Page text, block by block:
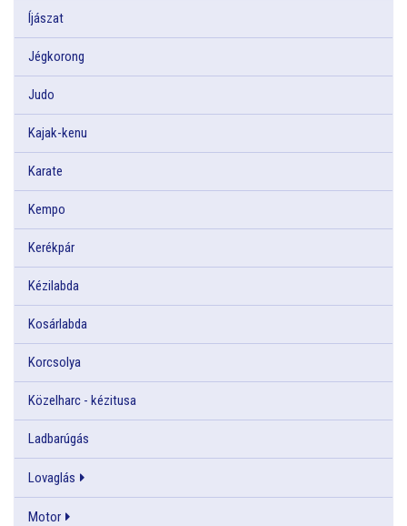
Íjászat
Jégkorong
Judo
Kajak-kenu
Karate
Kempo
Kerékpár
Kézilabda
Kosárlabda
Korcsolya
Közelharc - kézitusa
Ladbarúgás
Lovaglás
Motor